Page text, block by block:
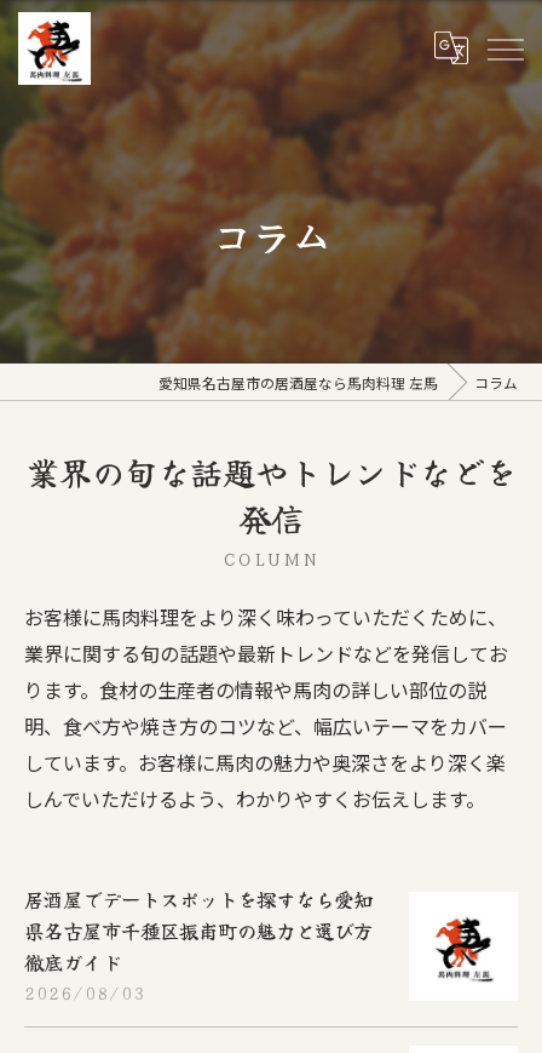
コラム
愛知県名古屋市の居酒屋なら馬肉料理 左馬 コラム
業界の旬な話題やトレンドなどを
発信
COLUMN
お客様に馬肉料理をより深く味わっていただくために、
業界に関する旬の話題や最新トレンドなどを発信してお
ります。食材の生産者の情報や馬肉の詳しい部位の説
明、食べ方や焼き方のコツなど、幅広いテーマをカバー
しています。お客様に馬肉の魅力や奥深さをより深く楽
しんでいただけるよう、わかりやすくお伝えします。
居酒屋でデートスポットを探すなら愛知
県名古屋市千種区振甫町の魅力と選び方
徹底ガイド
2026/08/03